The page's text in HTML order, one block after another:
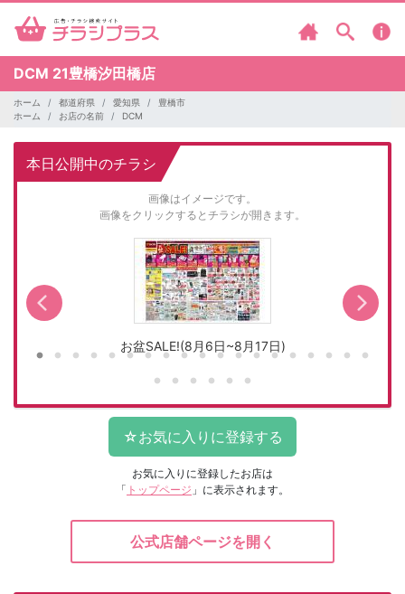
DCM 21豊橋汐田橋店
ホーム 都道府県 愛知県
豊橋市
ホーム
お店の名前 DCM
本日公開中のチラシ
画像はイメージです。
画像をクリックするとチラシが開きます。
お盆SALE!(8月6日~8月17日)
お気に入りに登録したお店は
「 トップページ 」に表示されます。
公式店舗ページを開く